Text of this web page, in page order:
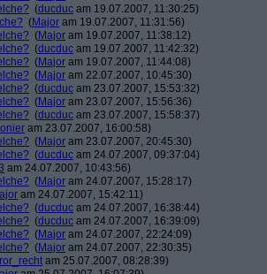
(ducduc am 19.07.2007, 11:30:25)
(Major am 19.07.2007, 11:31:56)
(Major am 19.07.2007, 11:38:12)
(ducduc am 19.07.2007, 11:42:32)
(Major am 19.07.2007, 11:44:08)
(Major am 22.07.2007, 10:45:30)
(ducduc am 23.07.2007, 15:53:32)
(Major am 23.07.2007, 15:56:36)
(ducduc am 23.07.2007, 15:58:37)
am 23.07.2007, 16:00:58)
(Major am 23.07.2007, 20:45:30)
(ducduc am 24.07.2007, 09:37:04)
am 24.07.2007, 10:43:56)
(Major am 24.07.2007, 15:28:17)
am 24.07.2007, 15:42:11)
(ducduc am 24.07.2007, 16:38:44)
(ducduc am 24.07.2007, 16:39:09)
(Major am 24.07.2007, 22:24:09)
(Major am 24.07.2007, 22:30:35)
am 25.07.2007, 08:28:39)